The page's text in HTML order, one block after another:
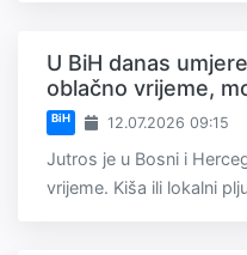
U BiH danas
oblačno vrijeme,
BiH 12.07.2026 09:15
Jutros je u Bosni i
vrijeme. Kiša ili lokalni